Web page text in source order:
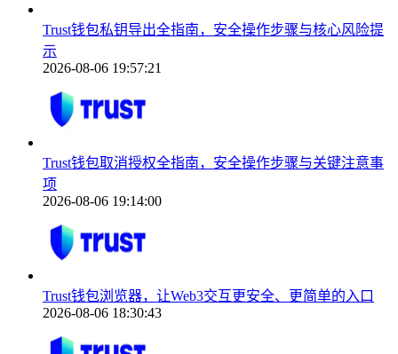
Trust钱包私钥导出全指南，安全操作步骤与核心风险提
示
2026-08-06 19:57:21
Trust钱包取消授权全指南，安全操作步骤与关键注意事
项
2026-08-06 19:14:00
Trust钱包浏览器，让Web3交互更安全、更简单的入口
2026-08-06 18:30:43